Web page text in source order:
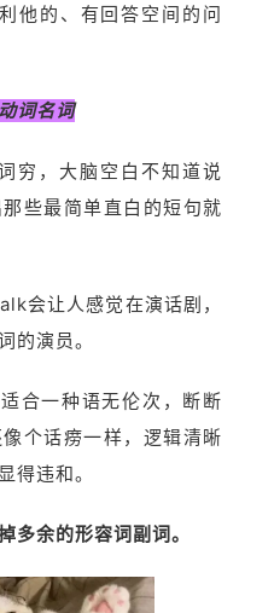
他的、有回答空间的问
词名词
穷，大脑空白不知道说
些最简单直白的短句就
会让人感觉在演话剧，
的演员。
合一种语无伦次，断断
个话痨一样，逻辑清晰
得违和。
多余的形容词副词。